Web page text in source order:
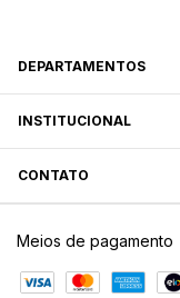
DEPARTAMENTOS
INSTITUCIONAL
CONTATO
Meios de pagamento